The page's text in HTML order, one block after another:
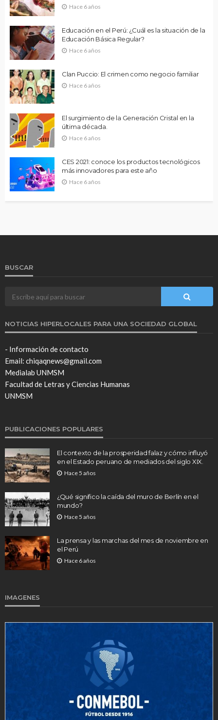
Hace 6 años
Educación en el Perú: ¿Cuál es la situación de la
Educación Básica Regular?
Hace 6 años
Clan Puccio: El crimen como negocio familiar
Hace 6 años
El surgimiento de la Generación Cristal en la
última década.
Hace 6 años
CES 2021: conoce los productos tecnológicos
más innovadores para este año
Hace 6 años
BUSCAR
NOTICIAS HIPERLOCALES PARA UNA SOCIEDAD GLOBAL
- Información de contacto
Email: chiqaqnews@gmail.com
Medialab UNMSM
Facultad de Letras y Ciencias Humanas
UNMSM
PUBLICACIONES POPULARES
El contexto de la prosperidad falaz y cómo influyó
en el Estado peruano de mediados del siglo XIX.
Hace 5 años
¿Qué significo la caída del muro de Berlín en el
mundo?
Hace 5 años
La prensa y las marchas del mes de noviembre en
el Perú
Hace 6 años
IMAGENES